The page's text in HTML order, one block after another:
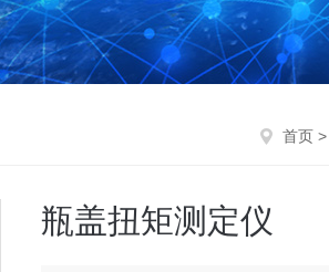
首页
瓶盖扭矩测定仪